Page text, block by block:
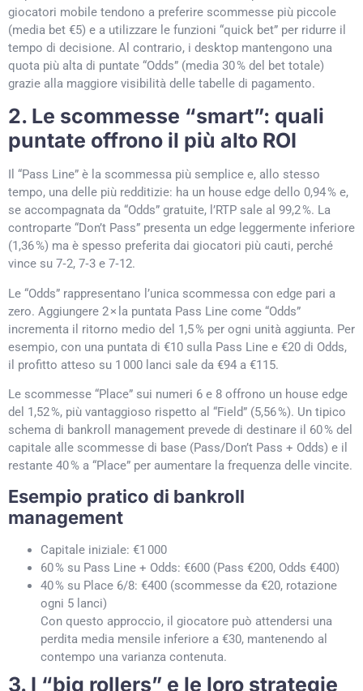
giocatori mobile tendono a preferire scommesse più piccole
(media bet €5) e a utilizzare le funzioni “quick bet” per ridurre il
tempo di decisione. Al contrario, i desktop mantengono una
quota più alta di puntate “Odds” (media 30 % del bet totale)
grazie alla maggiore visibilità delle tabelle di pagamento.
2. Le scommesse “smart”: quali
puntate offrono il più alto ROI
Il “Pass Line” è la scommessa più semplice e, allo stesso
tempo, una delle più redditizie: ha un house edge dello 0,94 % e,
se accompagnata da “Odds” gratuite, l’RTP sale al 99,2 %. La
controparte “Don’t Pass” presenta un edge leggermente inferiore
(1,36 %) ma è spesso preferita dai giocatori più cauti, perché
vince su 7‑2, 7‑3 e 7‑12.
Le “Odds” rappresentano l’unica scommessa con edge pari a
zero. Aggiungere 2 × la puntata Pass Line come “Odds”
incrementa il ritorno medio del 1,5 % per ogni unità aggiunta. Per
esempio, con una puntata di €10 sulla Pass Line e €20 di Odds,
il profitto atteso su 1 000 lanci sale da €94 a €115.
Le scommesse “Place” sui numeri 6 e 8 offrono un house edge
del 1,52 %, più vantaggioso rispetto al “Field” (5,56 %). Un tipico
schema di bankroll management prevede di destinare il 60 % del
capitale alle scommesse di base (Pass/Don’t Pass + Odds) e il
restante 40 % a “Place” per aumentare la frequenza delle vincite.
Esempio pratico di bankroll
management
Capitale iniziale: €1 000
60 % su Pass Line + Odds: €600 (Pass €200, Odds €400)
40 % su Place 6/8: €400 (scommesse da €20, rotazione
ogni 5 lanci)
Con questo approccio, il giocatore può attendersi una
perdita media mensile inferiore a €30, mantenendo al
contempo una varianza contenuta.
3. I “big rollers” e le loro strategie